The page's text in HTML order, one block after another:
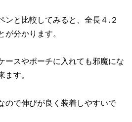
ンと比較してみると、全長４.２
が分かります。
ースやポーチに入れても邪魔にな
ます。
ので伸びが良く装着しやすいで